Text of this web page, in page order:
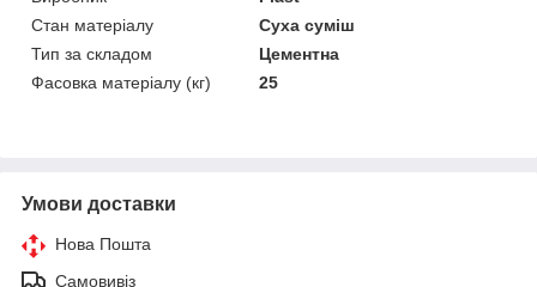
Стан матеріалу
Суха суміш
Тип за складом
Цементна
Фасовка матеріалу (кг)
25
Умови доставки
Нова Пошта
Самовивіз